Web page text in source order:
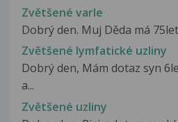
Zvětšené varle
Dobrý den. Muj Děda má
Zvětšené lymfatické uzliny
Dobrý den, Mám dotaz syn
a...
Zvětšené uzliny